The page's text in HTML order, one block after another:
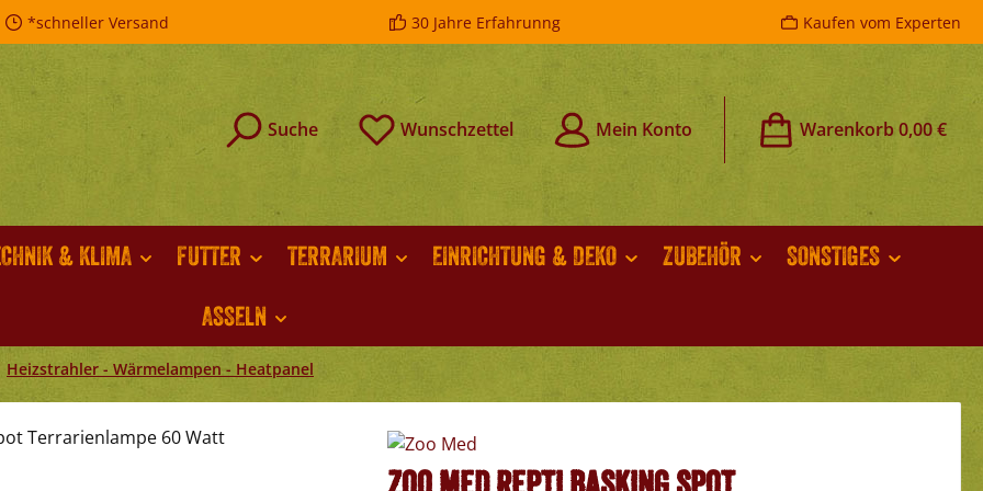
*schneller Versand 30 Jahre Erfahrunng Kaufen vom Experten
Suche Wunschzettel Mein Konto Warenkorb0,00 €
& KLIMA FUTTER TERRARIUM EINRICHTUNG & DEKO ZUBEHÖR
SONSTIGES
ASSELN
Heizstrahler - Wärmelampen - Heatpanel